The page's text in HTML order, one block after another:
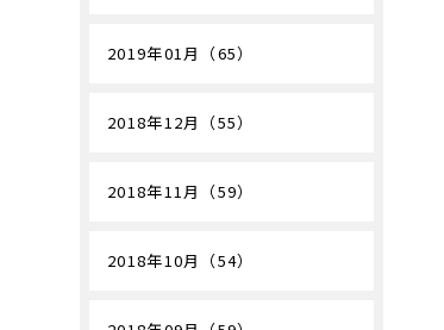
2019年01月（65）
2018年12月（55）
2018年11月（59）
2018年10月（54）